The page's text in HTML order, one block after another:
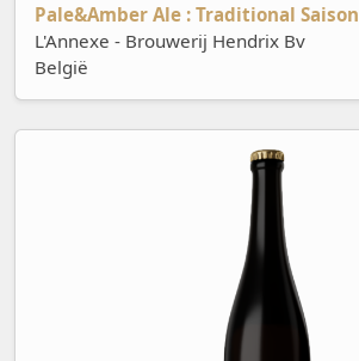
Pale&Amber Ale : Traditional Saison
L'Annexe - Brouwerij Hendrix Bv
België
1128 Brut Rosé